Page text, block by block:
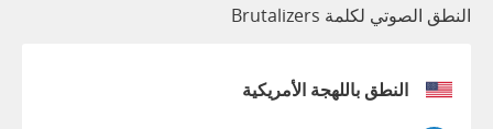
النطق الصوتي لكلمة Brutalizers
النطق باللهجة الأمريكية